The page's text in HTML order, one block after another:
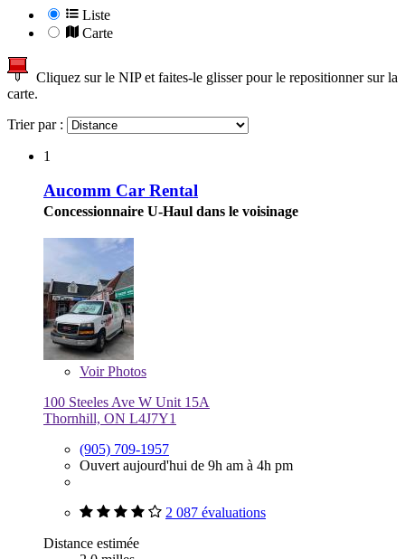
Liste
Carte
Cliquez sur le NIP et faites-le glisser pour le repositionner sur la
carte.
Trier par :
1
Aucomm Car Rental
Concessionnaire U-Haul dans le voisinage
VoirPhotos
100 Steeles Ave W Unit 15A
Thornhill, ON L4J7Y1
(905) 709-1957
Ouvert aujourd'hui de 9h am à 4h pm
2 087 évaluations
Distance estimée